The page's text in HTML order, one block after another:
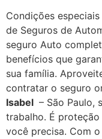
Condições
de Seguros de
seguro Auto
benefícios que
sua família.
contratar o seguro
Isabel – São Paulo,
trabalho. É
você precisa. Com